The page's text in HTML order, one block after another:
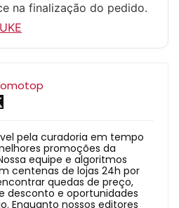
na finalização do pedido.
pela curadoria em tempo
promoções da
equipe e algoritmos
centenas de lojas 24h por
quedas de preço,
desconto e oportunidades
Enquanto nossos editores